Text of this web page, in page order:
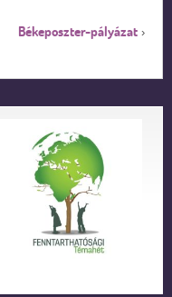
Békeposzter-pályázat ›